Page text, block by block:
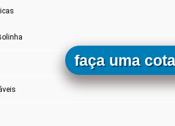
faça uma